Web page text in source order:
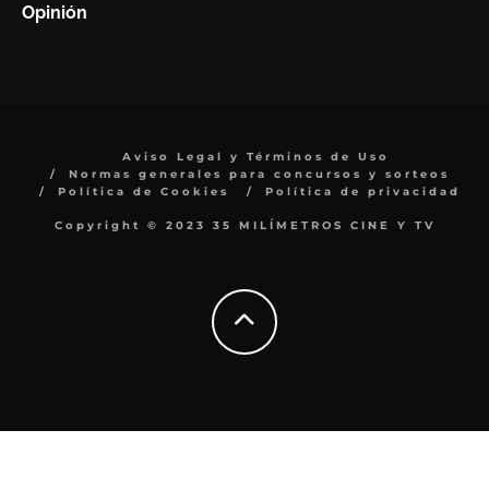
Opinión
Aviso Legal y Términos de Uso
Normas generales para concursos y sorteos
Política de Cookies
Política de privacidad
Copyright © 2023 35 MILÍMETROS CINE Y TV